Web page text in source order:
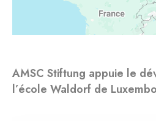
AMSC Stiftung appuie le
l’école Waldorf de